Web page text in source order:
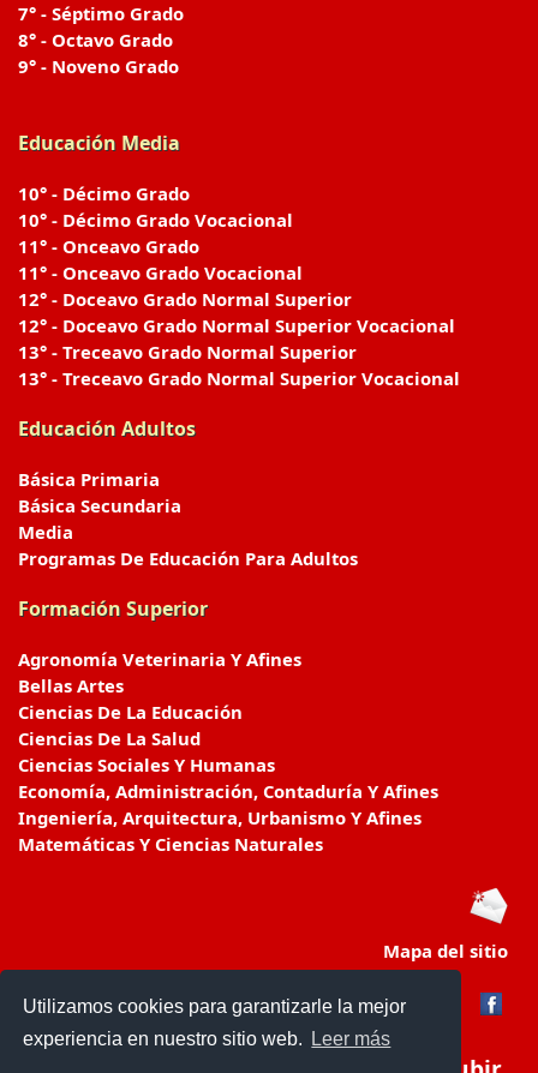
Utilizamos cookies para garantizarle la mejor
experiencia en nuestro sitio web.
Leer más
7° - Séptimo Grado
8° - Octavo Grado
9° - Noveno Grado
Educación Media
10° - Décimo Grado
10° - Décimo Grado Vocacional
11° - Onceavo Grado
11° - Onceavo Grado Vocacional
12° - Doceavo Grado Normal Superior
12° - Doceavo Grado Normal Superior Vocacional
13° - Treceavo Grado Normal Superior
13° - Treceavo Grado Normal Superior Vocacional
Educación Adultos
Básica Primaria
Básica Secundaria
Media
Programas De Educación Para Adultos
Formación Superior
Agronomía Veterinaria Y Afines
Bellas Artes
Ciencias De La Educación
Ciencias De La Salud
Ciencias Sociales Y Humanas
Economía, Administración, Contaduría Y Afines
Ingeniería, Arquitectura, Urbanismo Y Afines
Matemáticas Y Ciencias Naturales
Mapa del sitio